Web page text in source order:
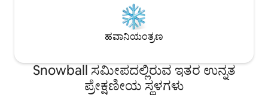
ಹವಾನಿಯಂತ್ರಣ
Snowball ಸಮೀಪದಲ್ಲಿರುವ ಇತರ ಉನ್ನತ
ಪ್ರೇಕ್ಷಣೀಯ ಸ್ಥಳಗಳು